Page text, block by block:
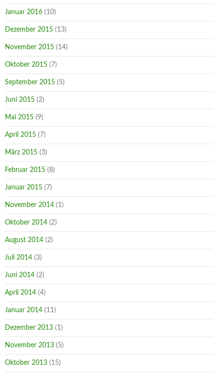
Januar 2016 (10)
Dezember 2015 (13)
November 2015 (14)
Oktober 2015 (7)
September 2015 (5)
Juni 2015 (2)
Mai 2015 (9)
April 2015 (7)
März 2015 (3)
Februar 2015 (8)
Januar 2015 (7)
November 2014 (1)
Oktober 2014 (2)
August 2014 (2)
Juli 2014 (3)
Juni 2014 (2)
April 2014 (4)
Januar 2014 (11)
Dezember 2013 (1)
November 2013 (5)
Oktober 2013 (15)